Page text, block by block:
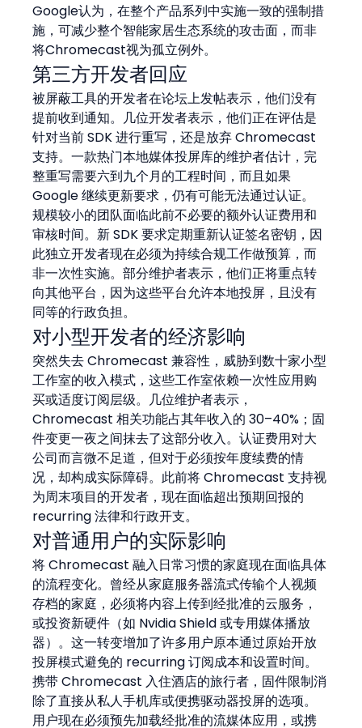
Google认为，在整个产品系列中实施一致的强制措
施，可减少整个智能家居生态系统的攻击面，而非
将Chromecast视为孤立例外。
第三方开发者回应
被屏蔽工具的开发者在论坛上发帖表示，他们没有
提前收到通知。几位开发者表示，他们正在评估是
针对当前 SDK 进行重写，还是放弃 Chromecast
支持。一款热门本地媒体投屏库的维护者估计，完
整重写需要六到九个月的工程时间，而且如果
Google 继续更新要求，仍有可能无法通过认证。
规模较小的团队面临此前不必要的额外认证费用和
审核时间。新 SDK 要求定期重新认证签名密钥，因
此独立开发者现在必须为持续合规工作做预算，而
非一次性实施。部分维护者表示，他们正将重点转
向其他平台，因为这些平台允许本地投屏，且没有
同等的行政负担。
对小型开发者的经济影响
突然失去 Chromecast 兼容性，威胁到数十家小型
工作室的收入模式，这些工作室依赖一次性应用购
买或适度订阅层级。几位维护者表示，
Chromecast 相关功能占其年收入的 30–40%；固
件变更一夜之间抹去了这部分收入。认证费用对大
公司而言微不足道，但对于必须按年度续费的情
况，却构成实际障碍。此前将 Chromecast 支持视
为周末项目的开发者，现在面临超出预期回报的
recurring 法律和行政开支。
对普通用户的实际影响
将 Chromecast 融入日常习惯的家庭现在面临具体
的流程变化。曾经从家庭服务器流式传输个人视频
存档的家庭，必须将内容上传到经批准的云服务，
或投资新硬件（如 Nvidia Shield 或专用媒体播放
器）。这一转变增加了许多用户原本通过原始开放
投屏模式避免的 recurring 订阅成本和设置时间。
携带 Chromecast 入住酒店的旅行者，固件限制消
除了直接从私人手机库或便携驱动器投屏的选项。
用户现在必须预先加载经批准的流媒体应用，或携